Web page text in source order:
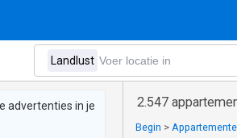
2.547
Begin >
advertenties in je